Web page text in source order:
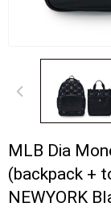
MLB Dia
(backpack +
NEWYORK